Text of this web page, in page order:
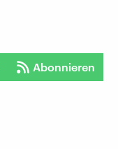
Abonnieren